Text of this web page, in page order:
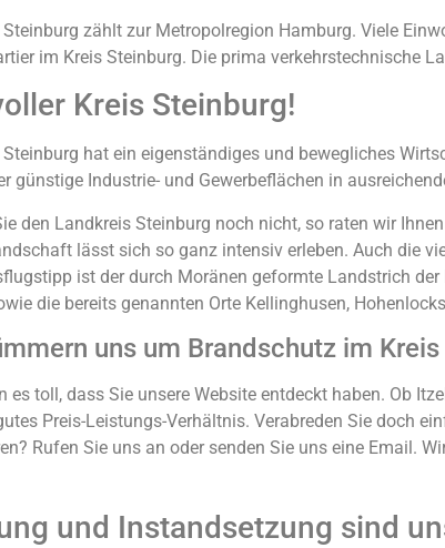
Steinburg zählt zur Metropolregion Hamburg. Viele
im Kreis Steinburg. Die prima verkehrstechnische
Kreis Steinburg!
Steinburg hat ein eigenständiges und bewegliches
günstige Industrie- und Gewerbeflächen in
den Landkreis Steinburg noch nicht, so raten wir
lässt sich so ganz intensiv erleben. Auch die
ist der durch Moränen geformte Landstrich
die bereits genannten Orte Kellinghusen,
uns um Brandschutz im
es toll, dass Sie unsere Website entdeckt haben. Ob
Preis-Leistungs-Verhältnis. Verabreden Sie doch
Rufen Sie uns an oder senden Sie uns eine Email.
und Instandsetzung sind